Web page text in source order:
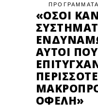
ΠΡΟΓΡΑΜΜΑΤΑ
«ΌΣΟΙ
ΑΥΤΟΊ ΠΟΥ
ΟΦΈΛΗ»